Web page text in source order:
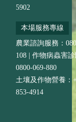
5902
本場服務專線
農業諮詢服務：
108 | 作物病蟲害
0800-069-880
土壤及作物營養：
853-4914